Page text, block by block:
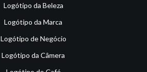
Logótipo da Beleza
Logótipo da Marca
Logótipo de Negócio
Logótipo da Câmera